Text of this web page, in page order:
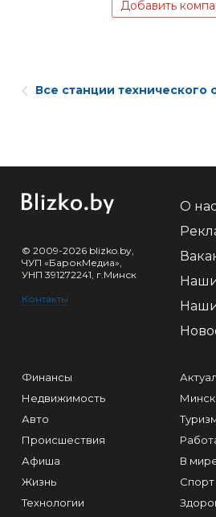
Добавить
Все станции технического
© 2009-2026 blizko.by,
ЧУП «БарокМедиа»,
УНП 391272241, г.Минск
Контакты
О
Финансы
Недвижимость
Авто
Происшествия
Афиша
Жизнь
Технологии
Минск
В
Спорт